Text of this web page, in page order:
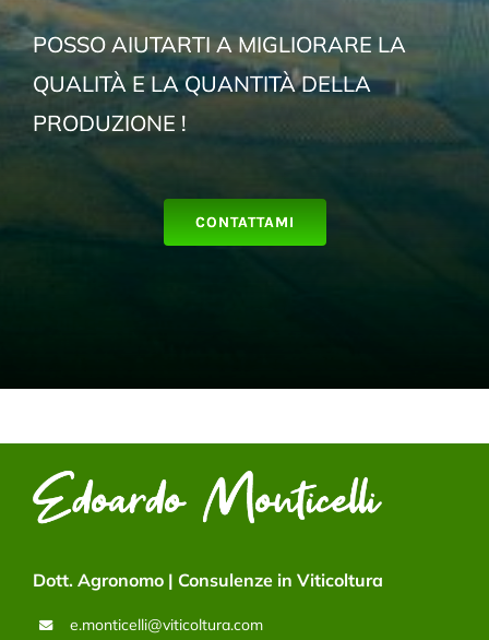
POSSO AIUTARTI A MIGLIORARE LA
QUALITÀ E LA QUANTITÀ DELLA
PRODUZIONE !
CONTATTAMI
Dott. Agronomo | Consulenze in Viticoltura
e.monticelli@viticoltura.com